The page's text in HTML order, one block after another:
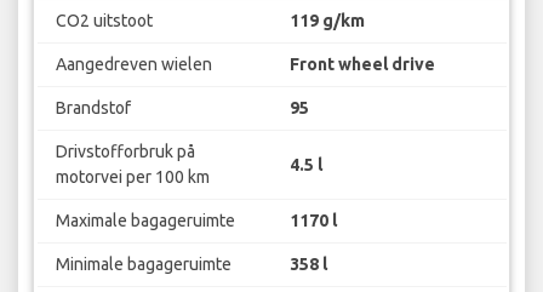
CO2 uitstoot 119 g/km
Aangedreven wielen Front wheel drive
Brandstof 95
Drivstofforbruk på
motorvei per 100 km
4.5 l
Maximale bagageruimte 1170 l
Minimale bagageruimte 358 l